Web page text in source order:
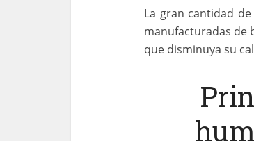
La gran cantidad
manufacturadas de
que disminuya su